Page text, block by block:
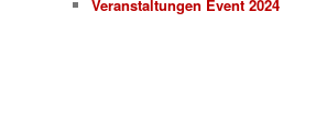
Veranstaltungen Event 2024